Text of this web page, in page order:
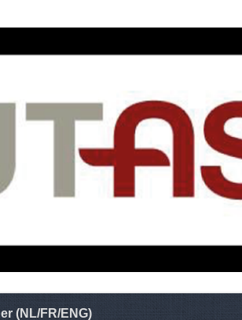
(NL/FR/ENG)